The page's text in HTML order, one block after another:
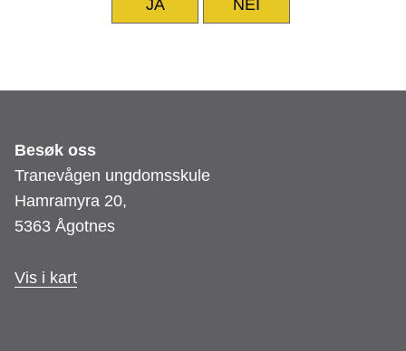
JA NEI
Besøk oss
Tranevågen ungdomsskule
Hamramyra 20,
5363 Ågotnes
Vis i kart